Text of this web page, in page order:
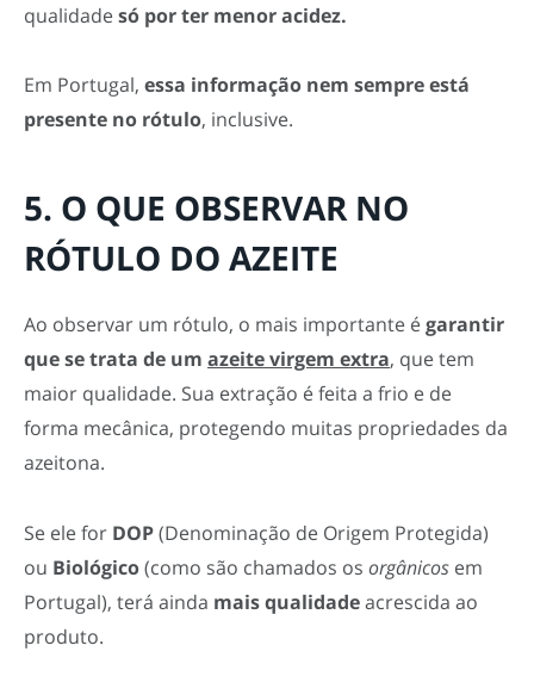
qualidadesó por ter menor acidez.
Em Portugal, essa informação nem sempre está
presente no rótulo, inclusive.
5. O QUE OBSERVAR NO
RÓTULO DO AZEITE
Ao observar um rótulo, o mais importante égarantir
que se trata de um azeite virgem extra, que tem
maior qualidade. Sua extração é feita a frio e de
forma mecânica, protegendo muitas propriedades da
azeitona.
Se ele for DOP(Denominação de Origem Protegida)
ou Biológico(como são chamados os orgânicos em
Portugal), terá ainda mais qualidadeacrescida ao
produto.